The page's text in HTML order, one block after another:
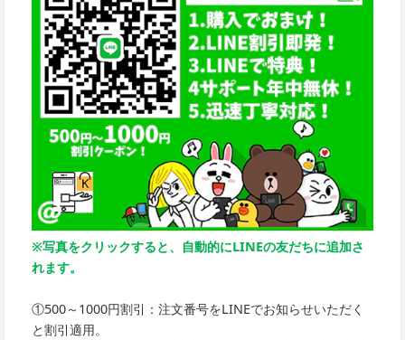
※写真をクリックすると、自動的にLINEの友だちに追加さ
れます。
①500～1000円割引：注文番号をLINEでお知らせいただく
と割引適用。